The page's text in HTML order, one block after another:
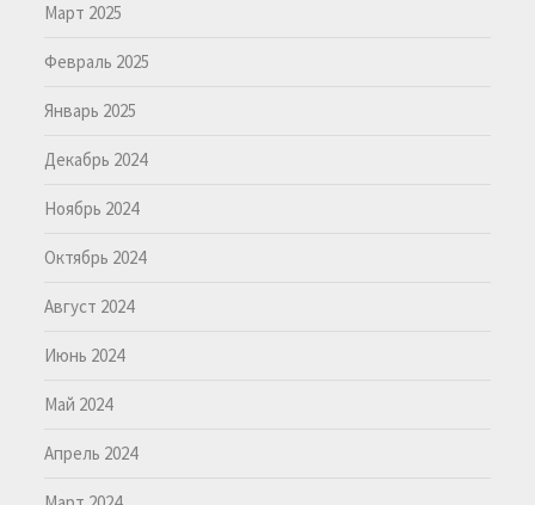
Март 2025
Февраль 2025
Январь 2025
Декабрь 2024
Ноябрь 2024
Октябрь 2024
Август 2024
Июнь 2024
Май 2024
Апрель 2024